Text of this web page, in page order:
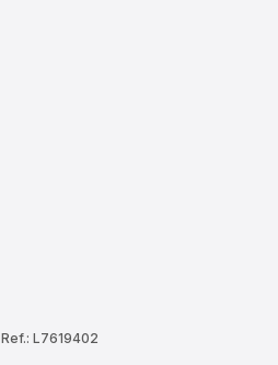
Ref.: L7619402